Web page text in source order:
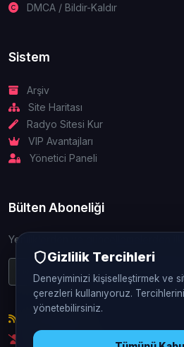
DMCA / Bildir-Kaldır
Sistem
Arşiv
Site Haritası
Radyo Sitesi Kur
VIP Avantajları
Yönetici Paneli
Bülten Aboneliği
Yeniliklerden ve güncellemelerden ilk
Abonelikten Çık
Gizlilik Tercihleri
Deneyiminizi kişiselleştirmek ve
çerezleri kullanıyoruz.
yönetebilirsiniz.